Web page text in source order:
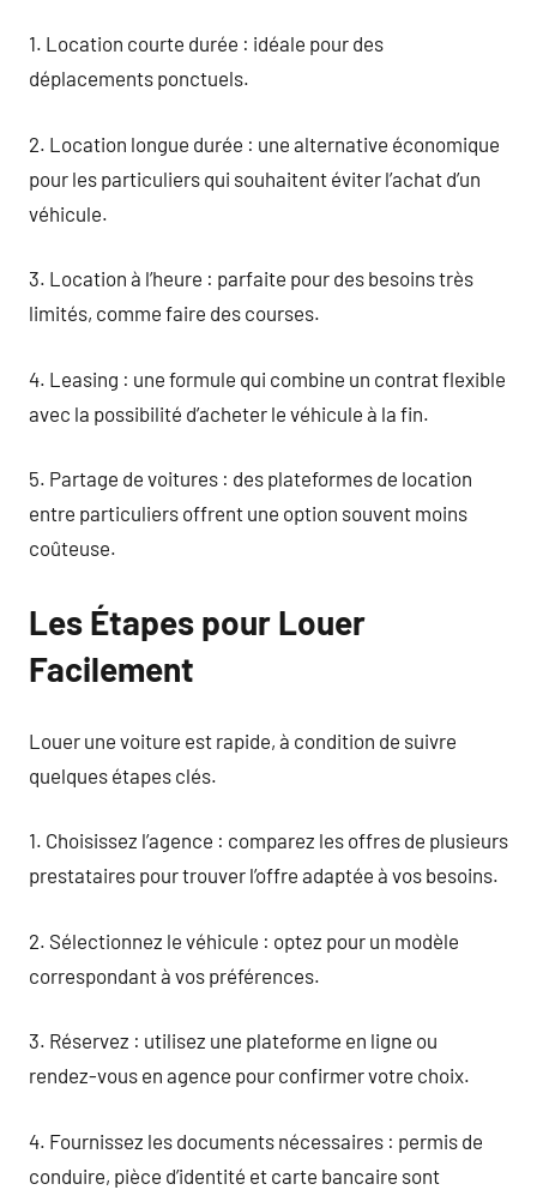
1. Location courte durée : idéale pour des
déplacements ponctuels.
2. Location longue durée : une alternative économique
pour les particuliers qui souhaitent éviter l’achat d’un
véhicule.
3. Location à l’heure : parfaite pour des besoins très
limités, comme faire des courses.
4. Leasing : une formule qui combine un contrat flexible
avec la possibilité d’acheter le véhicule à la fin.
5. Partage de voitures : des plateformes de location
entre particuliers offrent une option souvent moins
coûteuse.
Les Étapes pour Louer
Facilement
Louer une voiture est rapide, à condition de suivre
quelques étapes clés.
1. Choisissez l’agence : comparez les offres de plusieurs
prestataires pour trouver l’offre adaptée à vos besoins.
2. Sélectionnez le véhicule : optez pour un modèle
correspondant à vos préférences.
3. Réservez : utilisez une plateforme en ligne ou
rendez-vous en agence pour confirmer votre choix.
4. Fournissez les documents nécessaires : permis de
conduire, pièce d’identité et carte bancaire sont